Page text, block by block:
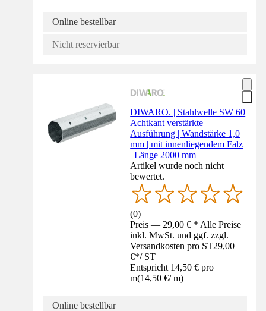
Online bestellbar
Nicht reservierbar
DIWARO. | Stahlwelle SW 60
Achtkant verstärkte
Ausführung | Wandstärke 1,0
mm | mit innenliegendem Falz
| Länge 2000 mm
Artikel wurde noch nicht
bewertet.
(0)
Preis — 29,00 € * Alle Preise
inkl. MwSt. und ggf. zzgl.
Versandkosten pro ST29,00
€*/ ST
Entspricht 14,50 € pro
m(14,50 €/ m)
Online bestellbar